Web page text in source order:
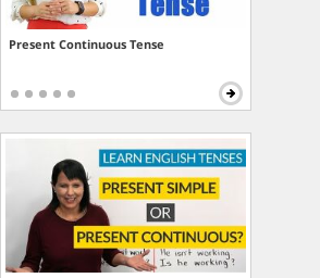
Present Continuous Tense